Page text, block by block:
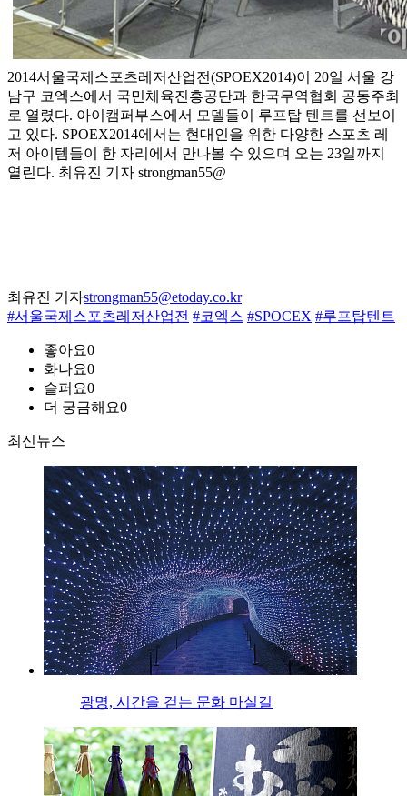
2014서울국제스포츠레저산업전(SPOEX2014)이 20일 서울 강
남구 코엑스에서 국민체육진흥공단과 한국무역협회 공동주최
로 열렸다. 아이캠퍼부스에서 모델들이 루프탑 텐트를 선보이
고 있다. SPOEX2014에서는 현대인을 위한 다양한 스포츠 레
저 아이템들이 한 자리에서 만나볼 수 있으며 오는 23일까지
열린다. 최유진 기자 strongman55@
최유진 기자strongman55@etoday.co.kr
#서울국제스포츠레저산업전 #코엑스 #SPOCEX #루프탑텐트
좋아요0
화나요0
슬퍼요0
더 궁금해요0
최신뉴스
광명, 시간을 걷는 문화 마실길